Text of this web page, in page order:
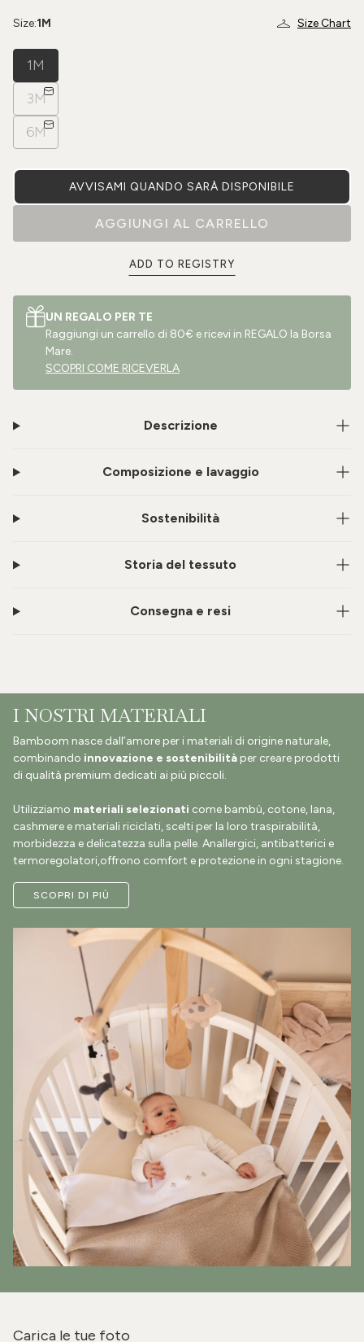
Size Chart
Size:1M
1M
3M
6M
AVVISAMI QUANDO SARÀ DISPONIBILE
AGGIUNGI AL CARRELLO
ADD TO REGISTRY
UN REGALO PER TE
Raggiungi un carrello di 80€ e ricevi in REGALO la Borsa
Mare.
SCOPRI COME RICEVERLA
Descrizione
Composizione e lavaggio
Sostenibilità
Storia del tessuto
Consegna e resi
I NOSTRI MATERIALI
Bamboom nasce dall’amore per i materiali di origine naturale,
combinando innovazione e sostenibilità per creare prodotti
di qualità premium dedicati ai più piccoli.
Utilizziamo materiali selezionati come bambù, cotone, lana,
cashmere e materiali riciclati, scelti per la loro traspirabilità,
morbidezza e delicatezza sulla pelle. Anallergici, antibatterici e
termoregolatori,offrono comfort e protezione in ogni stagione.
SCOPRI DI PIÙ
Carica le tue foto